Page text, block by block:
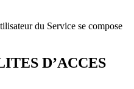
du Service se compose
D’ACCES